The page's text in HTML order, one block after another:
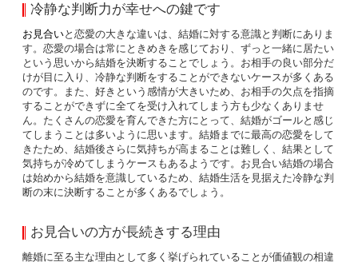
冷静な判断力が幸せへの鍵です
お見合いと恋愛の大きな違いは、結婚に対する意識と判断にありま
す。恋愛の場合は常にときめきを感じており、ずっと一緒に居たい
という思いから結婚を決断することでしょう。お相手の良い部分だ
けが目に入り、冷静な判断をすることができないケースが多くある
のです。また、好きという感情が大きいため、お相手の欠点を指摘
することができずに全てを受け入れてしまう方も少なくありませ
ん。たくさんの恋愛を育んできた方にとって、結婚がゴールと感じ
てしまうことは多いように思います。結婚までに最高の恋愛をして
きたため、結婚後さらに気持ちが高まることは難しく、結果として
気持ちが冷めてしまうケースもあるようです。お見合い結婚の場合
は始めから結婚を意識しているため、結婚生活を見据えた冷静な判
断の末に決断することが多くあるでしょう。
お見合いの方が長続きする理由
離婚に至る主な理由として多く挙げられていることが価値観の相違